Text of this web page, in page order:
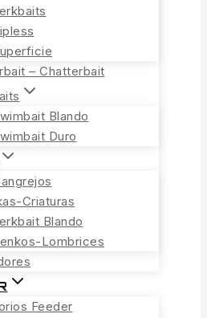
– Chatterbait
Blando
Duro
Criaturas
Blando
Lombrices
Feeder